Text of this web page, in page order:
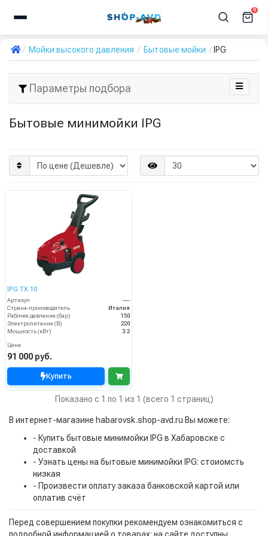
0
Мойки высокого давления Бытовые мойки IPG
Параметры подбора
Бытовые минимойки IPG
IPG TX 10
Артикул
----
Страна-производитель
Италия
Рабочее давление (бар)
150
Электропитание (В)
220
Мощность (кВт)
3.2
Цена
91 000 руб.
Купить
Показано с 1 по 1 из 1 (всего 1 страниц)
В интернет-магазине habarovsk.shop-avd.ru Вы можете:
- Купить бытовые минимойки IPG в Хабаровске с
доставкой
- Узнать цены на бытовые минимойки IPG: стоиомсть
низкая
- Произвести оплату заказа банковской картой или
оплатив счёт
Перед совершением покупки рекомендуем ознакомиться с
подробной информацией о товарах: на сайте доступны